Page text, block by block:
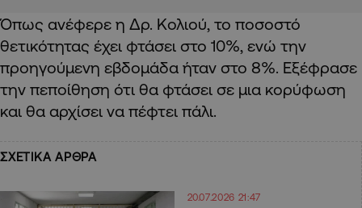
Όπως ανέφερε η Δρ. Κολιού, το ποσοστό
θετικότητας έχει φτάσει στο 10%, ενώ την
προηγούμενη εβδομάδα ήταν στο 8%. Εξέφρασε
την πεποίθηση ότι θα φτάσει σε μια κορύφωση
και θα αρχίσει να πέφτει πάλι.
ΣΧΕΤΙΚΑ ΑΡΘΡΑ
20.07.2026 21:47